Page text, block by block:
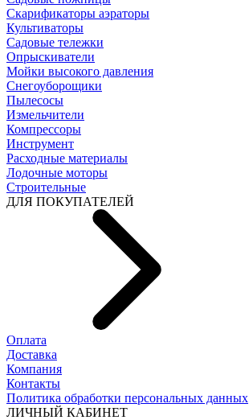
Скарификаторы аэраторы
Культиваторы
Садовые тележки
Опрыскиватели
Мойки высокого давления
Снегоуборощики
Пылесосы
Измельчители
Компрессоры
Инструмент
Расходные материалы
Лодочные моторы
Строительные
ДЛЯ ПОКУПАТЕЛЕЙ
Оплата
Доставка
Компания
Контакты
Политика обработки персональных данных
ЛИЧНЫЙ КАБИНЕТ